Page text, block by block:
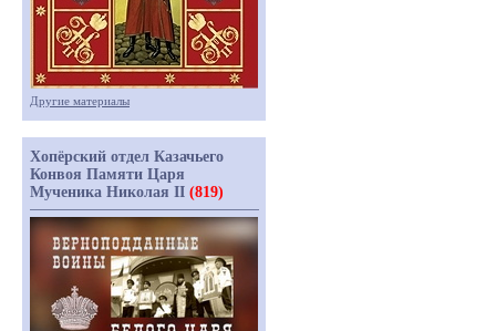
Другие материалы
Хопёрский отдел Казачьего
Конвоя Памяти Царя
Мученика Николая II (819)